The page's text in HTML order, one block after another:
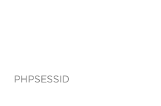
PHPSESSID